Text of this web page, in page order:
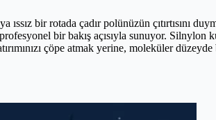
bir rotada çadır polünüzün çıtırtısını
bir bakış açısıyla sunuyor. Silnylon
çöpe atmak yerine, moleküler